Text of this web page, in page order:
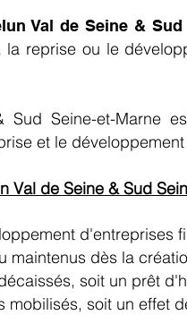
Val de Seine & Sud
la reprise ou le
Sud Seine-et-Marne
et le
Val de Seine & Sud
d'entreprises
maintenus dès la
soit un prêt
soit un effet